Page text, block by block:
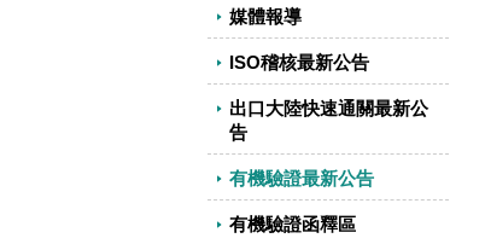
媒體報導
ISO稽核最新公告
出口大陸快速通關最新公
告
有機驗證最新公告
有機驗證函釋區